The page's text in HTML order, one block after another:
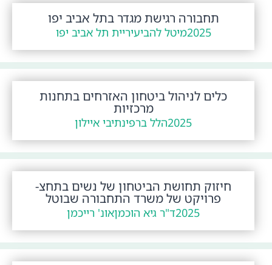
תחבורה רגישת מגדר בתל אביב יפו
2025מיטל להביעיריית תל אביב יפו
כלים לניהול ביטחון האזרחים בתחנות
מרכזיות
2025הלל ברפינתיבי איילון
חיזוק תחושת הביטחון של נשים בתחצ-
פרויקט של משרד התחבורה שבוטל
2025ד"ר גיא הוכמןאונ' רייכמן